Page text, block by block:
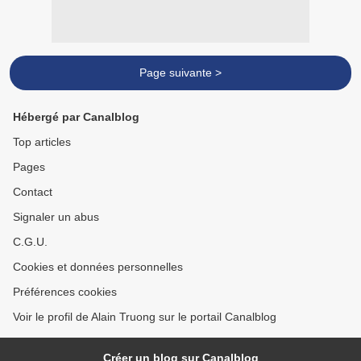
Page suivante >
Hébergé par Canalblog
Top articles
Pages
Contact
Signaler un abus
C.G.U.
Cookies et données personnelles
Préférences cookies
Voir le profil de Alain Truong sur le portail Canalblog
Créer un blog sur Canalblog